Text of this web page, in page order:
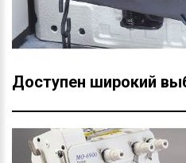
Доступен широкий